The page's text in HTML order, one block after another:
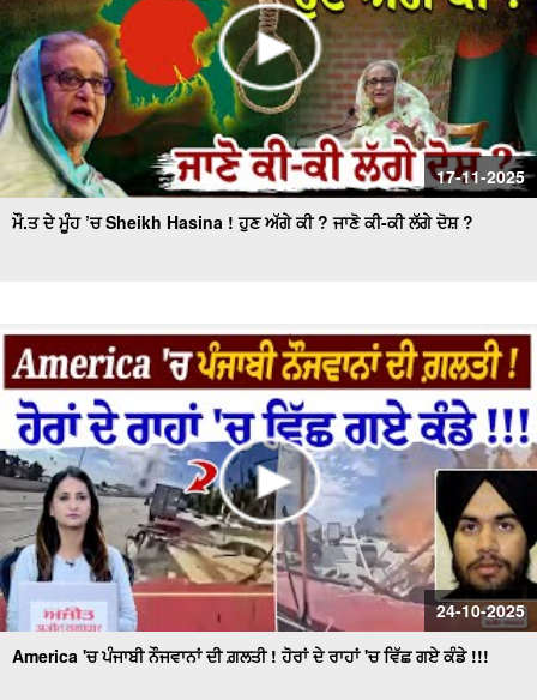
17-11-2025
ਮੌ.ਤ ਦੇ ਮੂੰਹ ’ਚ Sheikh Hasina ! ਹੁਣ ਅੱਗੇ ਕੀ ? ਜਾਣੋ ਕੀ-ਕੀ ਲੱਗੇ ਦੋਸ਼ ?
24-10-2025
America 'ਚ ਪੰਜਾਬੀ ਨੌਜਵਾਨਾਂ ਦੀ ਗ਼ਲਤੀ ! ਹੋਰਾਂ ਦੇ ਰਾਹਾਂ 'ਚ ਵਿੱਛ ਗਏ ਕੰਡੇ !!!